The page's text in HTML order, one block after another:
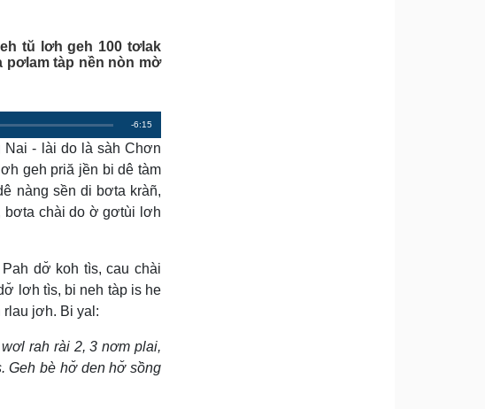
tŭ lơh geh 100 tơlak
pơlam tàp nền nòn mờ
R
e
m
a
i
T
-6:15
Nai - lài do là sàh Chơn
geh priă jền bi dê tàm
nàng sền di bơta kràñ,
bơta chài do ờ gơtùi lơh
dơ̆ koh tìs, cau chài
lơh tìs, bi neh tàp is he
rlau jơh. Bi yal:
rah rài 2, 3 nơm plai,
Geh bè hơ̆ den hơ̆ sồng